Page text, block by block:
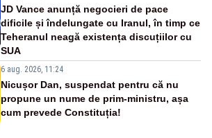
JD Vance anunță negocieri de pace
dificile și îndelungate cu Iranul, în timp ce
Teheranul neagă existența discuțiilor cu
SUA
6 aug. 2026, 11:24
Nicușor Dan, suspendat pentru că nu
propune un nume de prim-ministru, așa
cum prevede Constituția!